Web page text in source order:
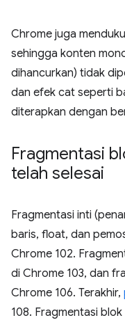
Chrome juga
sehingga konten
dihancurkan) tidak
dan efek cat seperti
diterapkan dengan
Fragmentasi
telah selesai
Fragmentasi inti
baris, float, dan
Chrome 102.
di Chrome 103, dan
Chrome 106. Terakhir,
108. Fragmentasi